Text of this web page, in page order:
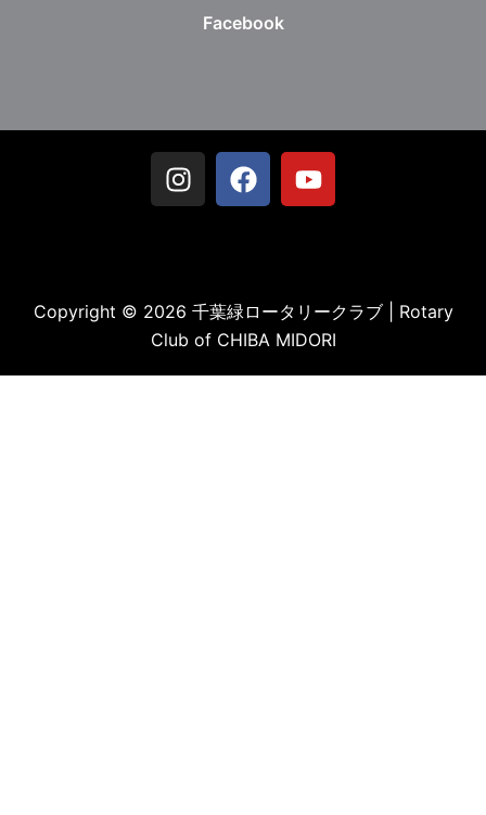
Facebook
Copyright © 2026 千葉緑ロータリークラブ | Rotary
Club of CHIBA MIDORI